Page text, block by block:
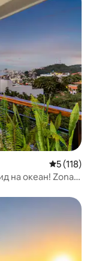
Середня
5 (118)
на океан! Zona